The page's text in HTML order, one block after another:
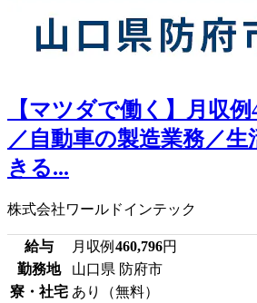
【マツダで働く】月収
／自動車の製造業務／
きる...
株式会社ワールドインテック
給与 月収例 460,796円
勤務地
山口県 防府市
寮・社宅 あり（無料）